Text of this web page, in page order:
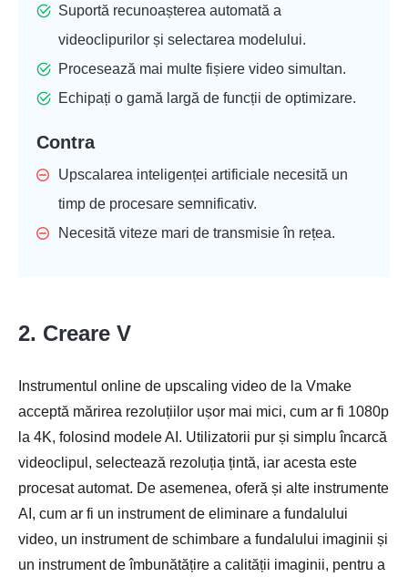
Suportă recunoașterea automată a
videoclipurilor și selectarea modelului.
Procesează mai multe fișiere video simultan.
Echipați o gamă largă de funcții de optimizare.
Contra
Upscalarea inteligenței artificiale necesită un
timp de procesare semnificativ.
Necesită viteze mari de transmisie în rețea.
2. Creare V
Instrumentul online de upscaling video de la Vmake
acceptă mărirea rezoluțiilor ușor mai mici, cum ar fi 1080p
la 4K, folosind modele AI. Utilizatorii pur și simplu încarcă
videoclipul, selectează rezoluția țintă, iar acesta este
procesat automat. De asemenea, oferă și alte instrumente
AI, cum ar fi un instrument de eliminare a fundalului
video, un instrument de schimbare a fundalului imaginii și
un instrument de îmbunătățire a calității imaginii, pentru a